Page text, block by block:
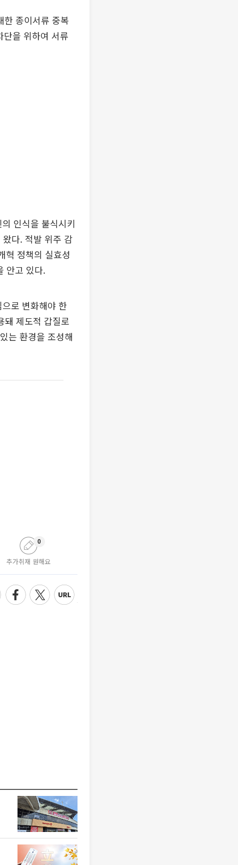
한 종이서류 중복
을 위하여 서류
인식을 불식시키
다. 적발 위주 감
혁 정책의 실효성
안고 있다.
로 변화해야 한
돼 제도적 갑질로
는 환경을 조성해
추가취재 원해요
0